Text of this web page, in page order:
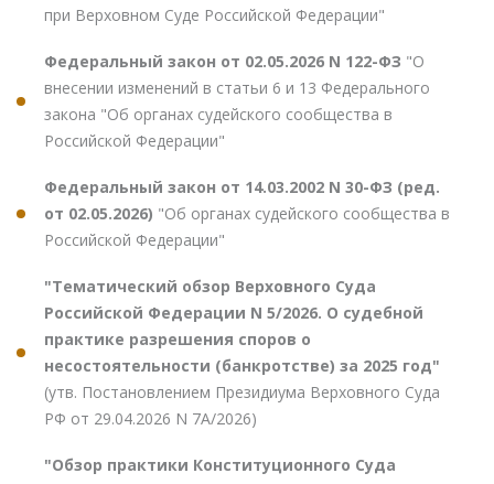
при Верховном Суде Российской Федерации"
Федеральный закон от 02.05.2026 N 122-ФЗ "О
внесении изменений в статьи 6 и 13 Федерального
закона "Об органах судейского сообщества в
Российской Федерации"
Федеральный закон от 14.03.2002 N 30-ФЗ (ред.
от 02.05.2026) "Об органах судейского сообщества в
Российской Федерации"
"Тематический обзор Верховного Суда
Российской Федерации N 5/2026. О судебной
практике разрешения споров о
несостоятельности (банкротстве) за 2025 год"
(утв. Постановлением Президиума Верховного Суда
РФ от 29.04.2026 N 7А/2026)
"Обзор практики Конституционного Суда